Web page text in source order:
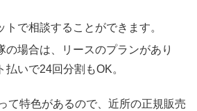
トで相談することができます。
の場合は、リースのプランがあり
払いで24回分割もOK。
て特色があるので、近所の正規販売